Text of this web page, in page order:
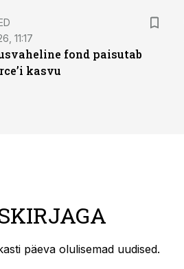
11:17
fond paisutab
kasvu
päeva olulisemad uudised.